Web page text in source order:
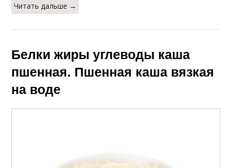
Читать дальше →
Белки жиры углеводы каша
пшенная. Пшенная каша вязкая
на воде